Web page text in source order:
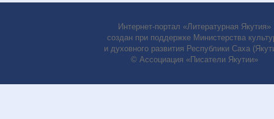
Интернет-портал «Литературная Якутия»
создан при поддержке Министерства
и духовного развития Республики Саха
© Ассоциация «Писатели Якутии»